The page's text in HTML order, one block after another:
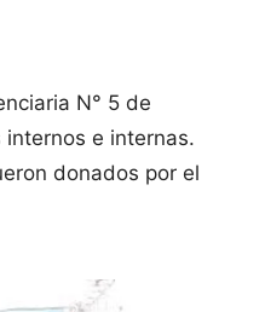
N° 5 de
e internas.
donados por el